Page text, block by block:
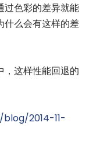
过色彩的差异就能
什么会有这样的差
，这样性能回退的
2014-11-